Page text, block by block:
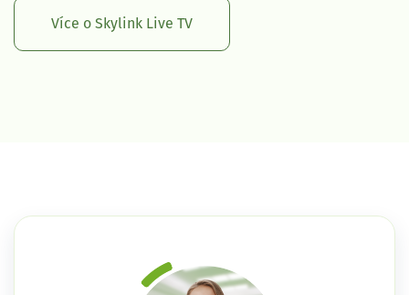
Více o Skylink Live TV